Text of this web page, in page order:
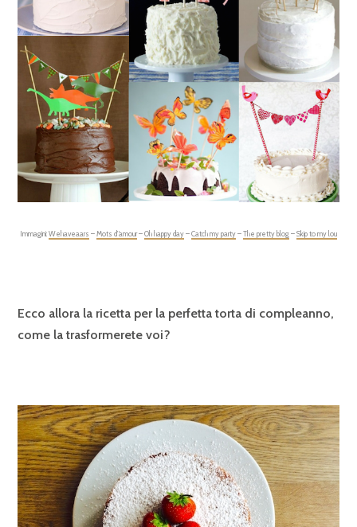
Immagini:Wehaveaars –Mots d”amour–Oh happy day–Catch my party–The pretty blog–Skip to my lou
Ecco allora la ricetta per la perfetta torta di compleanno,
come la trasformerete voi?